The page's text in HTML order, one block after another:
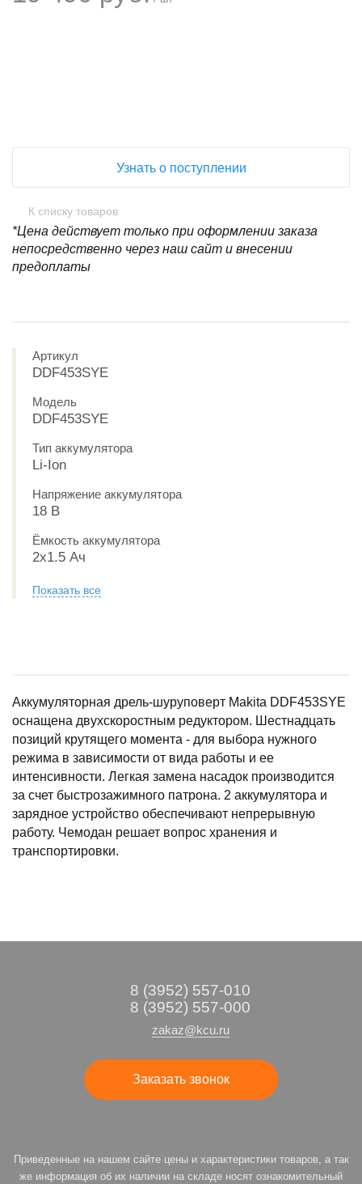
Узнать о поступлении
К списку товаров
*Цена действует только при оформлении заказа
непосредственно через наш сайт и внесении
предоплаты
Артикул
DDF453SYE
Модель
DDF453SYE
Тип аккумулятора
Li-Ion
Напряжение аккумулятора
18 В
Ёмкость аккумулятора
2x1.5 Ач
Показать все
Аккумуляторная дрель-шуруповерт Makita DDF453SYE
оснащена двухскоростным редуктором. Шестнадцать
позиций крутящего момента - для выбора нужного
режима в зависимости от вида работы и ее
интенсивности. Легкая замена насадок производится
за счет быстрозажимного патрона. 2 аккумулятора и
зарядное устройство обеспечивают непрерывную
работу. Чемодан решает вопрос хранения и
транспортировки.
8 (3952) 557-010
8 (3952) 557-000
zakaz@kcu.ru
Заказать звонок
Приведенные на нашем сайте цены и характеристики товаров, а так
же информация об их наличии на складе носят ознакомительный